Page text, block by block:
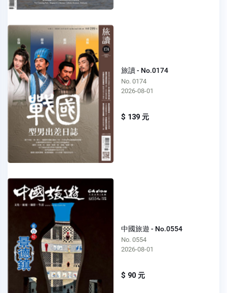
旅讀 - No.0174
No. 0174
2026-08-01
$ 139 元
中國旅遊 - No.0554
No. 0554
2026-08-01
$ 90 元